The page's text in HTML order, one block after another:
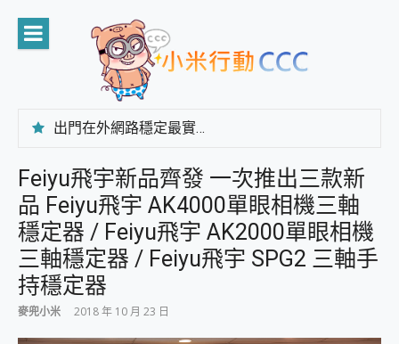
content
出門在外網路穩定最實在 「台灣大哥大」榮獲 4G/5G 在線率全球 NO.3 全台第一與全台六冠王實測心得，走到哪順到哪！
CP 值天花板~ Bongcom BS5 足球君開箱~ 短焦投影機 3千元就能擁有！ 折扣碼在這～
台灣製攝影機在這裡，100%全無線設計 SpotCam Solo Eco 太陽能防水雲端攝影機 SpotCam Solo 3 2.5K高畫質戶外攝影機 開箱 評測
超懂拍、耐用 AI 街拍機~ realme 16 Pro 開箱評價~ 2 億畫素 LumaColor 影像、持久續航與 IP69K 高防護
防窺黑科技 Galaxy S26 Ultra系列保護貼怎麼選？imos AR 低反光玻璃、藍寶石鏡頭貼與軍規防摔殼完整開箱評價
Feiyu飛宇新品齊發 一次推出三款新
品 Feiyu飛宇 AK4000單眼相機三軸
穩定器 / Feiyu飛宇 AK2000單眼相機
三軸穩定器 / Feiyu飛宇 SPG2 三軸手
持穩定器
麥兜小米 2018 年 10 月 23 日